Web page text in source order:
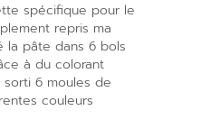
spécifique pour le
repris ma
la pâte dans 6 bols
à du colorant
sorti 6 moules de
couleurs